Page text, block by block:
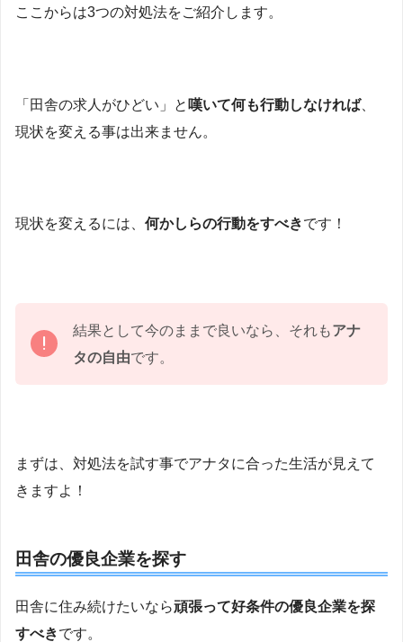
ここからは3つの対処法をご紹介します。
「田舎の求人がひどい」と 嘆いて何も行動しなければ、
現状を変える事は出来ません。
現状を変えるには、 何かしらの行動をすべきです！
結果として今のままで良いなら、それもアナ
タの自由です。
まずは、対処法を試す事でアナタに合った生活が見えて
きますよ！
田舎の優良企業を探す
田舎に住み続けたいなら頑張って好条件の優良企業を探
すべきです。